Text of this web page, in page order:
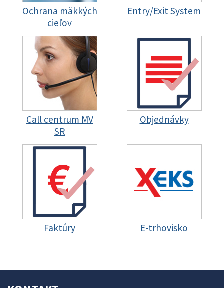
Ochrana mäkkých
cieľov
Entry/Exit System
Call centrum MV
SR
Objednávky
Faktúry E-trhovisko